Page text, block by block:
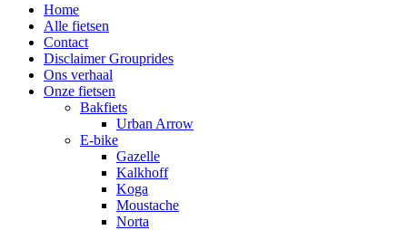
Home
Alle fietsen
Contact
Disclaimer Grouprides
Ons verhaal
Onze fietsen
Bakfiets
Urban Arrow
E-bike
Gazelle
Kalkhoff
Koga
Moustache
Norta